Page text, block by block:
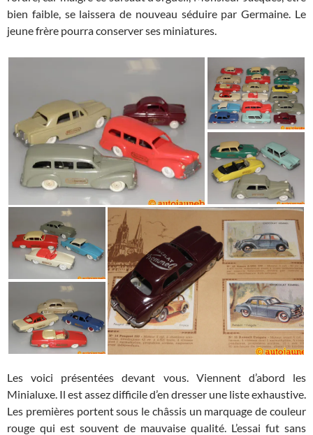
bien faible, se laissera de nouveau séduire par Germaine. Le
jeune frère pourra conserver ses miniatures.
Les voici présentées devant vous. Viennent d’abord les
Minialuxe. Il est assez difficile d’en dresser une liste exhaustive.
Les premières portent sous le châssis un marquage de couleur
rouge qui est souvent de mauvaise qualité. L’essai fut sans